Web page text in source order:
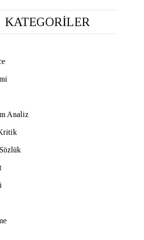
KATEGORİLER
Analiz